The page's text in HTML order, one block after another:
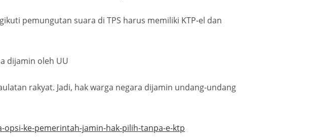
pemungutan suara di TPS harus memiliki KTP-el dan
dijamin oleh UU
rakyat. Jadi, hak warga negara dijamin undang-undang
ke-pemerintah-jamin-hak-pilih-tanpa-e-ktp